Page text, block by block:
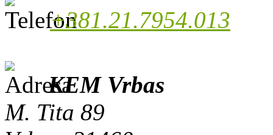
+381.21.7954.013
KEM Vrbas
M. Tita 89